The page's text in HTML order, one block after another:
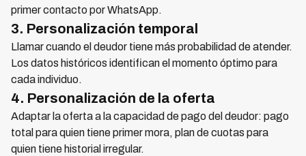
primer contacto por WhatsApp.
3. Personalización temporal
Llamar cuando el deudor tiene más probabilidad de atender.
Los datos históricos identifican el momento óptimo para
cada individuo.
4. Personalización de la oferta
Adaptar la oferta a la capacidad de pago del deudor: pago
total para quien tiene primer mora, plan de cuotas para
quien tiene historial irregular.